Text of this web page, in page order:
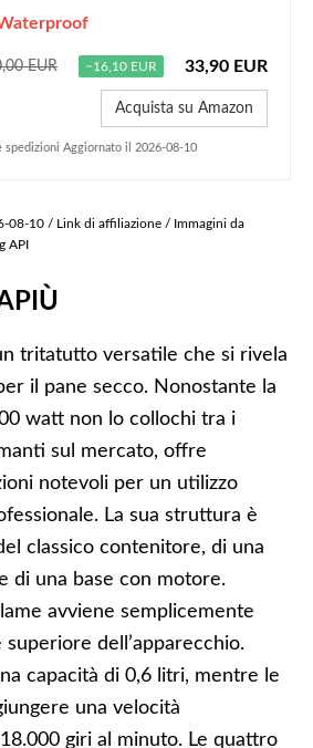
EUR −16,10 EUR 33,90 EUR
Acquista su Amazon
spedizioni Aggiornato il 2026-08-10
08-10 / Link di affiliazione / Immagini da
API
tritatutto versatile che si rivela
il pane secco. Nonostante la
watt non lo collochi tra i
sul mercato, offre
notevoli per un utilizzo
La sua struttura è
classico contenitore, di una
di una base con motore.
avviene semplicemente
dell’apparecchio.
capacità di 0,6 litri, mentre le
una velocità
giri al minuto. Le quattro